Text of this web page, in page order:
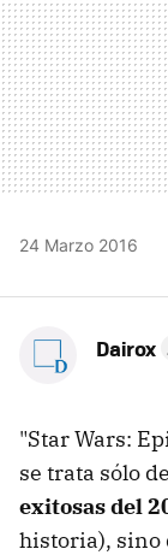
24 Marzo 2016
Dairox
"Star Wars:
se trata sólo de
exitosas del
historia), sino